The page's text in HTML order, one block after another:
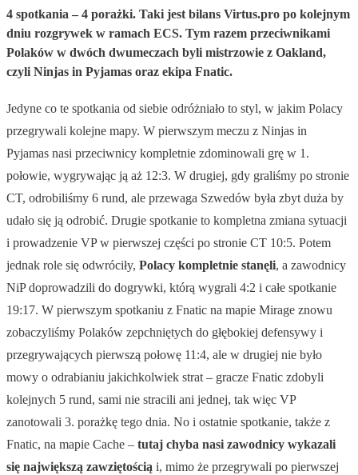
4 spotkania – 4 porażki. Taki jest bilans Virtus.pro po kolejnym
dniu rozgrywek w ramach ECS. Tym razem przeciwnikami
Polaków w dwóch dwumeczach byli mistrzowie z Oakland,
czyli Ninjas in Pyjamas oraz ekipa Fnatic.
Jedyne co te spotkania od siebie odróżniało to styl, w jakim Polacy
przegrywali kolejne mapy. W pierwszym meczu z Ninjas in
Pyjamas nasi przeciwnicy kompletnie zdominowali grę w 1.
połowie, wygrywając ją aż 12:3. W drugiej, gdy graliśmy po stronie
CT, odrobiliśmy 6 rund, ale przewaga Szwedów była zbyt duża by
udało się ją odrobić. Drugie spotkanie to kompletna zmiana sytuacji
i prowadzenie VP w pierwszej części po stronie CT 10:5. Potem
jednak role się odwróciły, Polacy kompletnie stanęli, a zawodnicy
NiP doprowadzili do dogrywki, którą wygrali 4:2 i całe spotkanie
19:17. W pierwszym spotkaniu z Fnatic na mapie Mirage znowu
zobaczyliśmy Polaków zepchniętych do głębokiej defensywy i
przegrywających pierwszą połowę 11:4, ale w drugiej nie było
mowy o odrabianiu jakichkolwiek strat – gracze Fnatic zdobyli
kolejnych 5 rund, sami nie stracili ani jednej, tak więc VP
zanotowali 3. porażkę tego dnia. No i ostatnie spotkanie, także z
Fnatic, na mapie Cache – tutaj chyba nasi zawodnicy wykazali
się największą zawziętością i, mimo że przegrywali po pierwszej